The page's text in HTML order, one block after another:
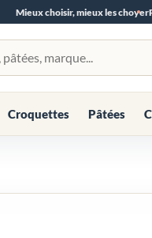
Mieux choisir, mieux les choyer
Croquettes Pâtées